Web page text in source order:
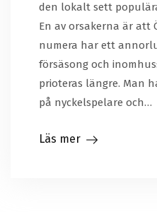
den lokalt sett
En av orsakerna är att
numera har ett
försäsong och
prioteras längre. Man
på nyckelspelare och…
Läs mer